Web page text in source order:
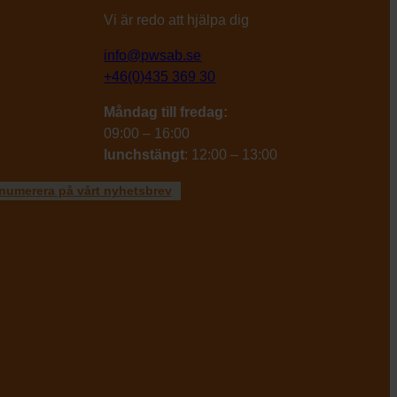
Vi är redo att hjälpa dig
info@pwsab.se
+46(0)435 369 30
Måndag till fredag:
09:00 – 16:00
lunchstängt: 12:00 – 13:00
på vårt nyhetsbrev